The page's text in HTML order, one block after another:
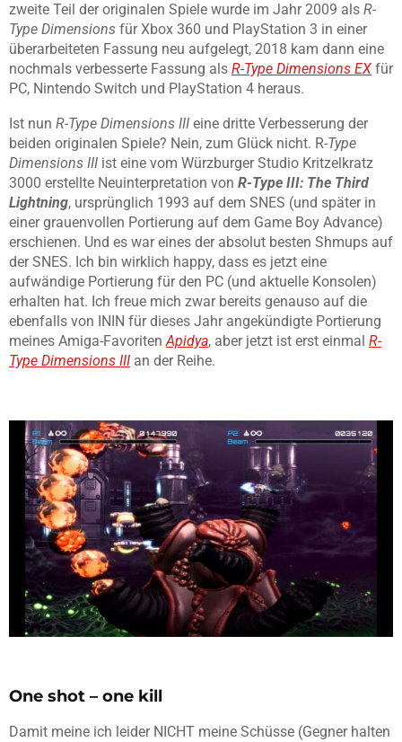
zweite Teil der originalen Spiele wurde im Jahr 2009 als R-
Type Dimensions für Xbox 360 und PlayStation 3 in einer
überarbeiteten Fassung neu aufgelegt, 2018 kam dann eine
nochmals verbesserte Fassung als R-Type Dimensions EX für
PC, Nintendo Switch und PlayStation 4 heraus.
Ist nun R-Type Dimensions III eine dritte Verbesserung der
beiden originalen Spiele? Nein, zum Glück nicht. R-Type
Dimensions III ist eine vom Würzburger Studio Kritzelkratz
3000 erstellte Neuinterpretation von R-Type III: The Third
Lightning, ursprünglich 1993 auf dem SNES (und später in
einer grauenvollen Portierung auf dem Game Boy Advance)
erschienen. Und es war eines der absolut besten Shmups auf
der SNES. Ich bin wirklich happy, dass es jetzt eine
aufwändige Portierung für den PC (und aktuelle Konsolen)
erhalten hat. Ich freue mich zwar bereits genauso auf die
ebenfalls von ININ für dieses Jahr angekündigte Portierung
meines Amiga-FavoritenApidya, aber jetzt ist erst einmal R-
Type Dimensions III an der Reihe.
One shot – one kill
Damit meine ich leider NICHT meine Schüsse (Gegner halten